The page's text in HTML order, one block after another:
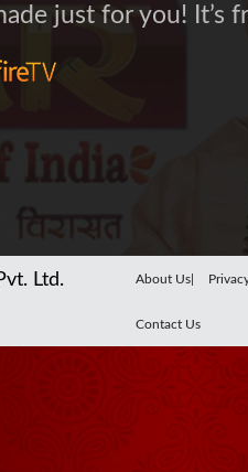
just for you! It’s
Ltd. About Us|
Contact Us